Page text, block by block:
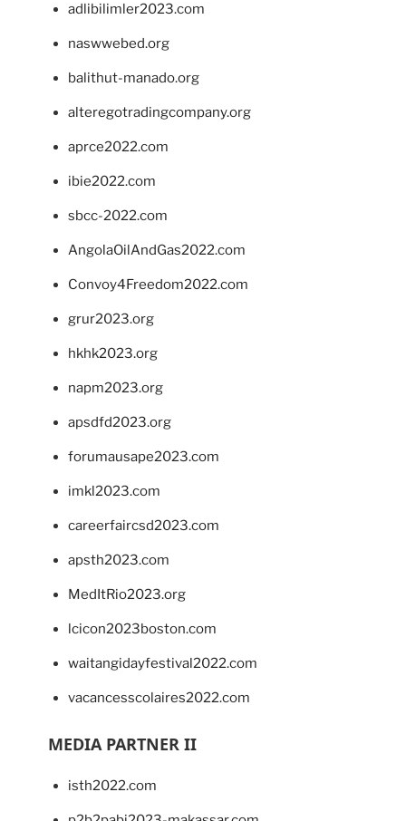
adlibilimler2023.com
naswwebed.org
balithut-manado.org
alteregotradingcompany.org
aprce2022.com
ibie2022.com
sbcc-2022.com
AngolaOilAndGas2022.com
Convoy4Freedom2022.com
grur2023.org
hkhk2023.org
napm2023.org
apsdfd2023.org
forumausape2023.com
imkl2023.com
careerfaircsd2023.com
apsth2023.com
MedItRio2023.org
lcicon2023boston.com
waitangidayfestival2022.com
vacancesscolaires2022.com
MEDIA PARTNER II
isth2022.com